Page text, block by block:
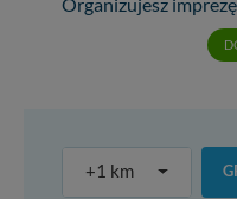
Organizujesz
+1 km